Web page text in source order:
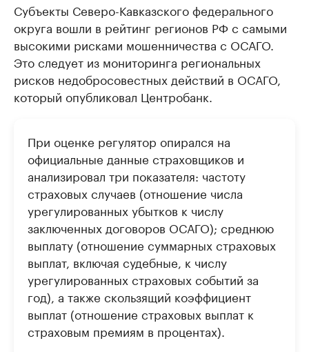
Субъекты Северо-Кавказского федерального
округа вошли в рейтинг регионов РФ с самыми
высокими рисками мошенничества с ОСАГО.
Это следует из мониторинга региональных
рисков недобросовестных действий в ОСАГО,
который опубликовал Центробанк.
При оценке регулятор опирался на
официальные данные страховщиков и
анализировал три показателя: частоту
страховых случаев (отношение числа
урегулированных убытков к числу
заключенных договоров ОСАГО); среднюю
выплату (отношение суммарных страховых
выплат, включая судебные, к числу
урегулированных страховых событий за
год), а также скользящий коэффициент
выплат (отношение страховых выплат к
страховым премиям в процентах).